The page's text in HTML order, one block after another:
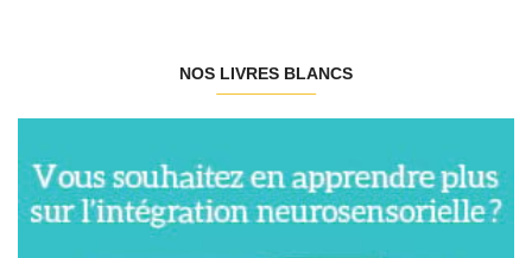
NOS LIVRES BLANCS